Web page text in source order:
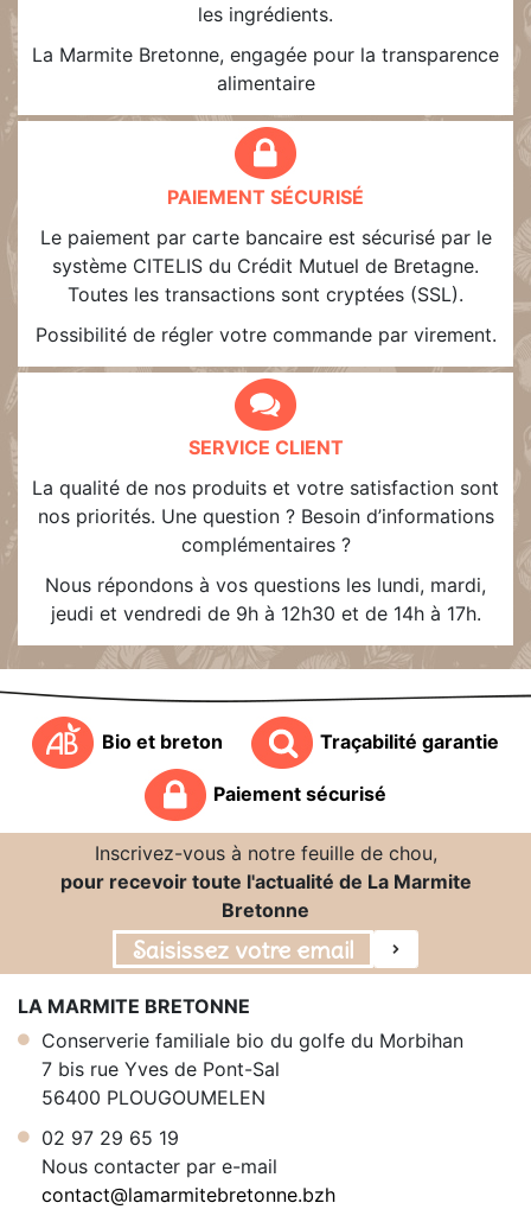
les ingrédients.
La Marmite Bretonne, engagée pour la transparence
alimentaire
PAIEMENT SÉCURISÉ
Le paiement par carte bancaire est sécurisé par le
système CITELIS du Crédit Mutuel de Bretagne.
Toutes les transactions sont cryptées (SSL).
Possibilité de régler votre commande par virement.
SERVICE CLIENT
La qualité de nos produits et votre satisfaction sont
nos priorités. Une question ? Besoin d’informations
complémentaires ?
Nous répondons à vos questions les lundi, mardi,
jeudi et vendredi de 9h à 12h30 et de 14h à 17h.
Bio et breton Traçabilité garantie
Paiement sécurisé
Inscrivez-vous à notre feuille de chou,
pour recevoir toute l'actualité de La Marmite
Bretonne
LA MARMITE BRETONNE
Conserverie familiale bio du golfe du Morbihan
7 bis rue Yves de Pont-Sal
56400 PLOUGOUMELEN
02 97 29 65 19
Nous contacter par e-mail
contact@lamarmitebretonne.bzh